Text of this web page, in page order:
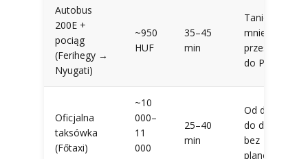
Autobus
200E +
pociąg
(Ferihegy →
Nyugati)
~950
HUF
35–45
min
Tanio +
mniej
przesiadek
do Pesztu
Oficjalna
taksówka
(Főtaxi)
~10
000–
11
000
25–40
min
Od drzwi
do drzwi,
bez
planowania